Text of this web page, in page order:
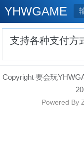
YHWGAME
支持各种支付方
Copyright 要会玩
Powered By